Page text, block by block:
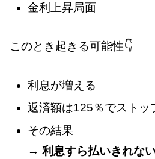
金利上昇局面
このとき起きる可能性👇
利息が増える
返済額は125％でストッ
その結果
→利息すら払いきれな